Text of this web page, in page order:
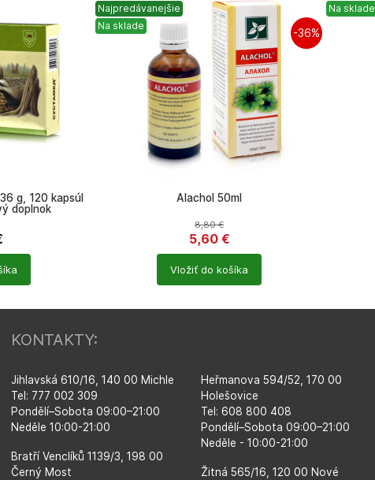
g, 120 kapsúl
doplnok
Najpredávanejšie
Na sklade
Alachol 50ml
5,60 €
8,80€
-36%
Vložiť do košíka
Na sklade
KONTAKTY:
Jihlavská 610/16, 140 00 Michle
Tel: 777 002 309
Pondělí–​Sobota 09:00–​21:00
Neděle 10:00-21:00
Bratří Venclíků 1139/3, 198 00
Černý Most
Heřmanova 594/52, 170 00
Holešovice
Tel: 608 800 408
Pondělí–​Sobota 09:00–​21:00
Neděle - 10:00-21:00
Žitná 565/16, 120 00 Nové